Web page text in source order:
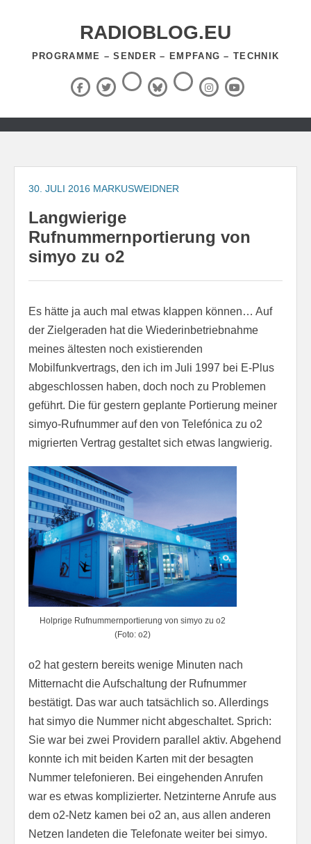
RADIOBLOG.EU
PROGRAMME – SENDER – EMPFANG – TECHNIK
Facebook
X
(Twitter)
ThreadsBlueSky
RSS-
Feed InstagramYouTube
Zum
springen
30. JULI 2016 MARKUSWEIDNER
Langwierige
Rufnummernportierung von
simyo zu o2
Es hätte ja auch mal etwas klappen können… Auf
der Zielgeraden hat die Wiederinbetriebnahme
meines ältesten noch existierenden
Mobilfunkvertrags, den ich im Juli 1997 bei E-Plus
abgeschlossen haben, doch noch zu Problemen
geführt. Die für gestern geplante Portierung meiner
simyo-Rufnummer auf den von Telefónica zu o2
migrierten Vertrag gestaltet sich etwas langwierig.
Holprige Rufnummernportierung von simyo zu o2
(Foto: o2)
o2 hat gestern bereits wenige Minuten nach
Mitternacht die Aufschaltung der Rufnummer
bestätigt. Das war auch tatsächlich so. Allerdings
hat simyo die Nummer nicht abgeschaltet. Sprich:
Sie war bei zwei Providern parallel aktiv. Abgehend
konnte ich mit beiden Karten mit der besagten
Nummer telefonieren. Bei eingehenden Anrufen
war es etwas komplizierter. Netzinterne Anrufe aus
dem o2-Netz kamen bei o2 an, aus allen anderen
Netzen landeten die Telefonate weiter bei simyo.